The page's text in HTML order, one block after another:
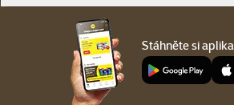
Stáhněte si